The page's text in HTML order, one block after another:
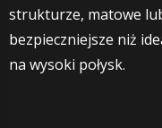
strukturze, matowe
bezpieczniejsze niż
na wysoki połysk.